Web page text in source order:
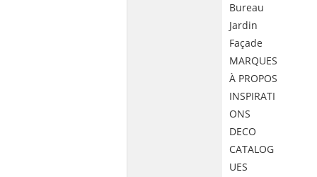
Bureau
Jardin
Façade
MARQUES
À PROPOS
INSPIRATI
ONS
DECO
CATALOG
UES